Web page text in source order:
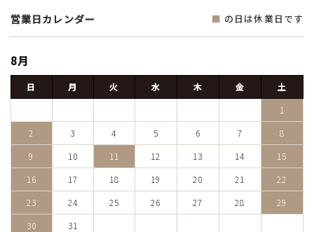
営業日カレンダー ■ の日は休業日です
8月
日 月 火 水 木 金
土
1
2
3 4 5 6 7
8
9
10 11 12 13 14
15
16
17 18 19 20 21
22
23
24 25 26 27 28
29
30
31